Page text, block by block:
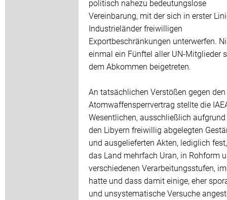
politisch nahezu bedeutungslose
Vereinbarung, mit der sich in erster
Industrieländer freiwilligen
Exportbeschränkungen unterwerfen.
einmal ein Fünftel aller UN-Mitglieder
dem Abkommen beigetreten.
An tatsächlichen Verstößen gegen den
Atomwaffensperrvertrag stellte die
Wesentlichen, ausschließlich
den Libyern freiwillig abgelegten
und ausgelieferten Akten, lediglich
das Land mehrfach Uran, in Rohform
verschiedenen Verarbeitungsstufen,
hatte und dass damit einige, eher
und unsystematische Versuche